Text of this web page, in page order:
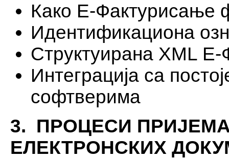
Како Е-Фактурисање
Идентификациона
Структуирана XML
Интеграција са
софтверима
3. ПРОЦЕСИ
ЕЛЕКТРОНСКИХ